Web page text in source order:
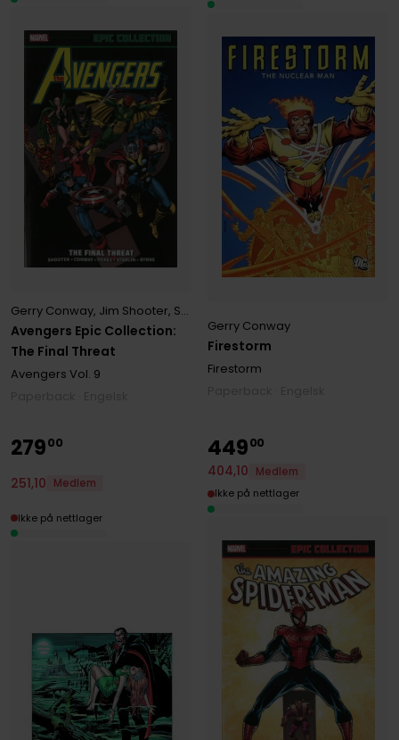
Avengers Epic Collection:
The Final Threat
Gerry Conway, Jim Shooter, Steve Englehart
Avengers Vol. 9
Firestorm
Gerry Conway
Firestorm
27900
251,10 Medlem
Ikke på nettlager
44900
404,10
Medlem
Ikke på nettlager